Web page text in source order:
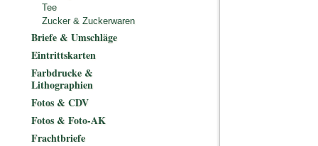
Tee
Zucker & Zuckerwaren
Briefe & Umschläge
Eintrittskarten
Farbdrucke &
Lithographien
Fotos & CDV
Fotos & Foto-AK
Frachtbriefe